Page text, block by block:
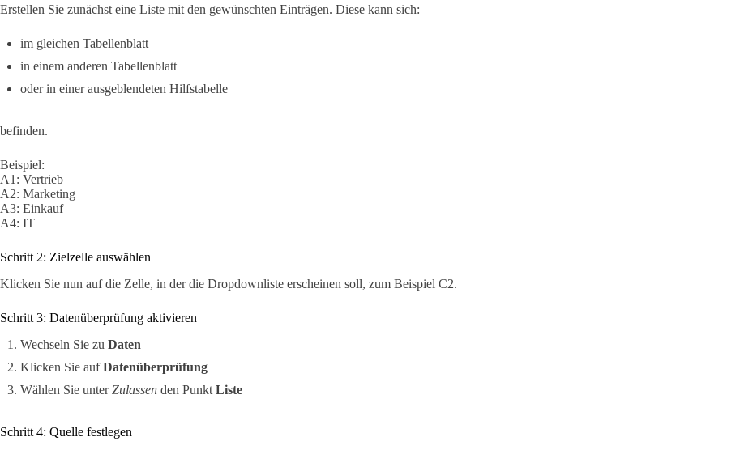
Erstellen Sie zunächst eine Liste mit den gewünschten Einträgen. Diese kann sich:
im gleichen Tabellenblatt
in einem anderen Tabellenblatt
oder in einer ausgeblendeten Hilfstabelle
befinden.
Beispiel:
A1: Vertrieb
A2: Marketing
A3: Einkauf
A4: IT
Schritt 2: Zielzelle auswählen
Klicken Sie nun auf die Zelle, in der die Dropdownliste erscheinen soll, zum Beispiel C2.
Schritt 3: Datenüberprüfung aktivieren
Wechseln Sie zu Daten
Klicken Sie aufDatenüberprüfung
Wählen Sie unterZulassen den Punkt Liste
Schritt 4: Quelle festlegen